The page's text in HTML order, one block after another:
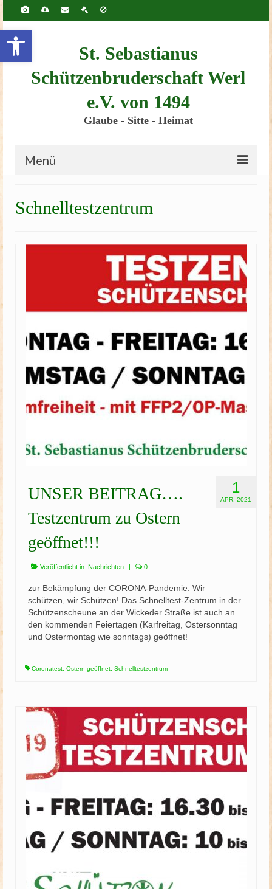
Werkzeugleiste öffnen
springen
St. Sebastianus
Schützenbruderschaft Werl
e.V. von 1494
Glaube - Sitte - Heimat
Menü
Bruderschaft
Schützenscheune
News
Schnelltestzentrum
1
APR. 2021
UNSER BEITRAG….
Testzentrum zu Ostern
geöffnet!!!
Veröffentlicht in: Nachrichten | 0
zur Bekämpfung der CORONA-Pandemie: Wir
schützen, wir Schützen! Das Schnelltest-Zentrum in der
Schützenscheune an der Wickeder Straße ist auch an
den kommenden Feiertagen (Karfreitag, Ostersonntag
und Ostermontag wie sonntags) geöffnet!
Coronatest Ostern geöffnet Schnelltestzentrum